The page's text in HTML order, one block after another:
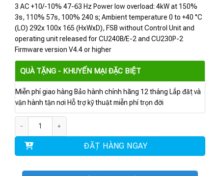
3 AC +10/-10% 47-63 Hz Power low overload: 4kW at 150%
3s, 110% 57s, 100% 240 s; Ambient temperature 0 to +40 °C
(LO) 292x 100x 165 (HxWxD), FSB without Control Unit and
operating unit released for CU240B/E-2 and CU230P-2
Firmware version V4.4 or higher
QUÀ TẶNG - KHUYẾN MẠI ĐẶC BIỆT
Miễn phí giao hàng Bảo hành chính hãng 12 tháng Lắp đặt và
vận hành tận nơi Hỗ trợ kỹ thuật miễn phí trọn đời
ĐẶT HÀNG NGAY